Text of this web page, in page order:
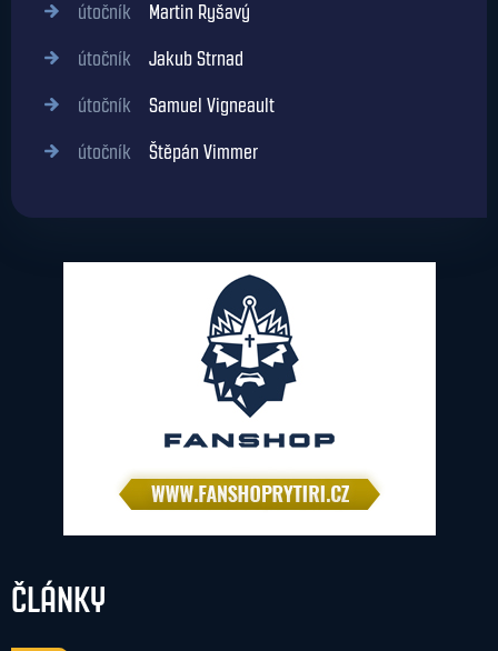
útočník Martin Ryšavý
útočník Jakub Strnad
útočník Samuel Vigneault
útočník Štěpán Vimmer
ČLÁNKY